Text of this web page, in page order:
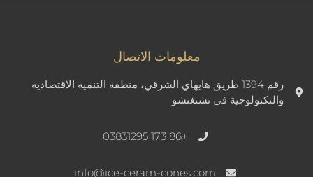
معلومات الاتصال
رقم 1394 طريق هايهاي الشرقي، منطقة التنمية الاقتصادية
والتكنولوجية في تشنغتشو
+86 173 03831295
info@ice-ceram-cones.com